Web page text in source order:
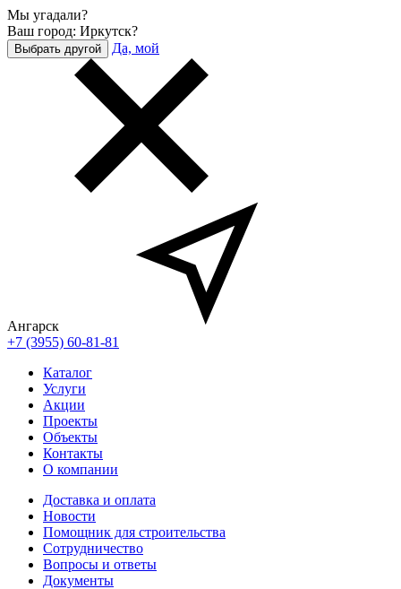
Мы угадали?
Ваш город: Иркутск?
Выбрать другой Да, мой
Ангарск
+7 (3955) 60-81-81
Каталог
Услуги
Акции
Проекты
Объекты
Контакты
О компании
Доставка и оплата
Новости
Помощник для строительства
Сотрудничество
Вопросы и ответы
Документы